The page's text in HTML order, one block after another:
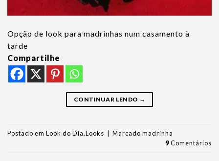
Opção de look para madrinhas num casamento à
tarde
Compartilhe
CONTINUAR LENDO →
Postado em Look do Dia,Looks Marcado madrinha
9Comentários